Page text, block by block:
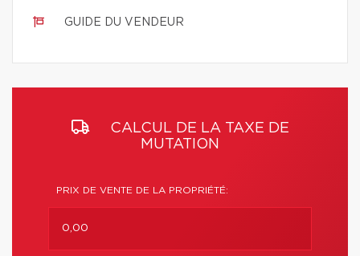
GUIDE DU VENDEUR
CALCUL DE LA TAXE DE
MUTATION
PRIX DE VENTE DE LA PROPRIÉTÉ: